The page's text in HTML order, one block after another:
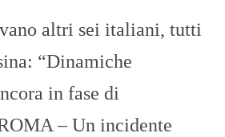
altri sei italiani, tutti
“Dinamiche
in fase di
– Un incidente